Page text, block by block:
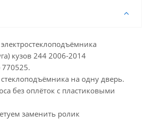
кузов 244 2006-2014
770525.
на одну дверь.
без оплёток с пластиковыми
заменить ролик